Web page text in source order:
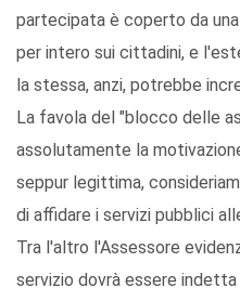
partecipata è coperto da
per intero sui cittadini, e
la stessa, anzi, potrebbe
La favola del "blocco delle
assolutamente la
seppur legittima,
di affidare i servizi pubblici
Tra l'altro l'Assessore
servizio dovrà essere